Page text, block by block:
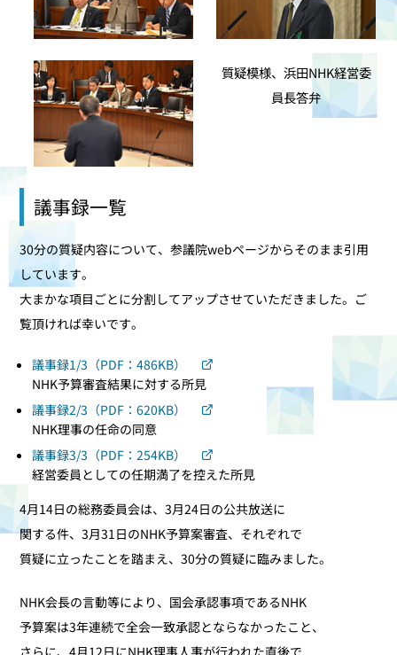
質疑模様、浜田NHK経営委
員長答弁
議事録一覧
30分の質疑内容について、参議院webページからそのまま引用
しています。
大まかな項目ごとに分割してアップさせていただきました。ご
覧頂ければ幸いです。
議事録1/3（PDF：486KB）
NHK予算審査結果に対する所見
議事録2/3（PDF：620KB）
NHK理事の任命の同意
議事録3/3（PDF：254KB）
経営委員としての任期満了を控えた所見
4月14日の総務委員会は、3月24日の公共放送に
関する件、3月31日のNHK予算案審査、それぞれで
質疑に立ったことを踏まえ、30分の質疑に臨みました。
NHK会長の言動等により、国会承認事項であるNHK
予算案は3年連続で全会一致承認とならなかったこと、